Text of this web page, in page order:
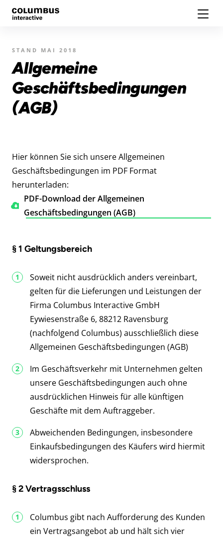
STAND MAI 2018
Allgemeine
Geschäftsbedingungen
(AGB)
Hier können Sie sich unsere Allgemeinen
Geschäftsbedingungen im PDF Format
herunterladen:
PDF-Download der Allgemeinen
Geschäftsbedingungen (AGB)
§ 1 Geltungsbereich
Soweit nicht ausdrücklich anders vereinbart,
gelten für die Lieferungen und Leistungen der
Firma Columbus Interactive GmbH
Eywiesenstraße 6, 88212 Ravensburg
(nachfolgend Columbus) ausschließlich diese
Allgemeinen Geschäftsbedingungen (AGB)
Im Geschäftsverkehr mit Unternehmen gelten
unsere Geschäftsbedingungen auch ohne
ausdrücklichen Hinweis für alle künftigen
Geschäfte mit dem Auftraggeber.
Abweichenden Bedingungen, insbesondere
Einkaufsbedingungen des Käufers wird hiermit
widersprochen.
§ 2 Vertragsschluss
Columbus gibt nach Aufforderung des Kunden
ein Vertragsangebot ab und hält sich vier